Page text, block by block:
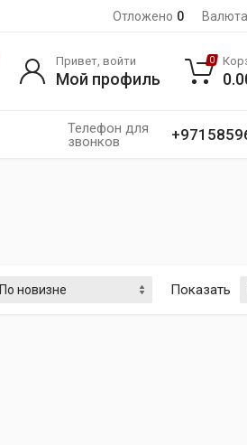
Отложено 0
Телефон для
звонков
Привет, войти
Мой профиль
0
Показать